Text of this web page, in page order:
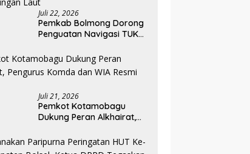
Juli 22, 2026
Pemkab Bolmong Dorong
Penguatan Navigasi TUKS
Dirjen Perhubungan Laut
Juli 21, 2026
Pemkot Kotamobagu
Dukung Peran Alkhairat,
Resmi Dilantik